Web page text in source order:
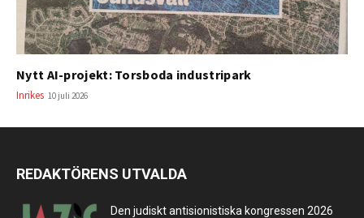
Nytt AI-projekt: Torsboda industripark
Inrikes 10 juli 2026
REDAKTÖRENS UTVALDA
Den judiskt antisionistiska kongressen 2026